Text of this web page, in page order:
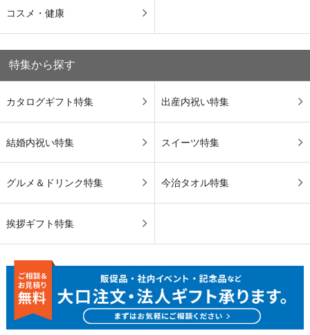
コスメ・健康
特集から探す
カタログギフト特集 出産内祝い特集
結婚内祝い特集 スイーツ特集
グルメ＆ドリンク特集 今治タオル特集
挨拶ギフト特集